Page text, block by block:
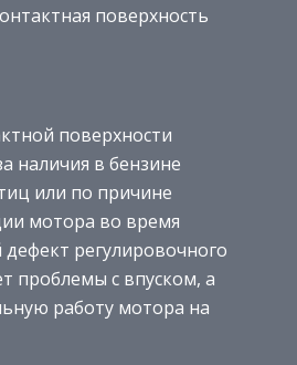
поверхность
поверхности
наличия в бензине
или по причине
мотора во время
регулировочного
проблемы с впуском, а
работу мотора на